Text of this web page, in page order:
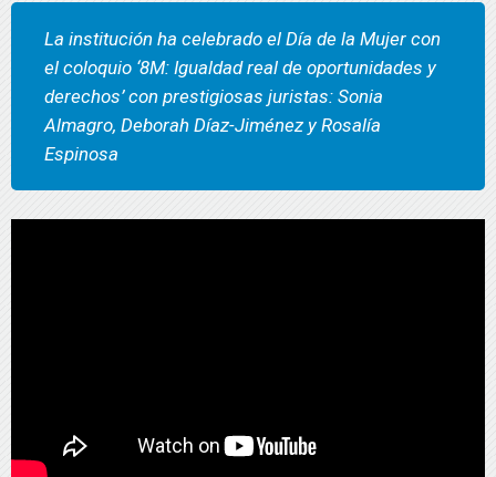
La institución ha celebrado el Día de la Mujer con
el coloquio ‘8M: Igualdad real de oportunidades y
derechos’ con prestigiosas juristas: Sonia
Almagro, Deborah Díaz-Jiménez y Rosalía
Espinosa